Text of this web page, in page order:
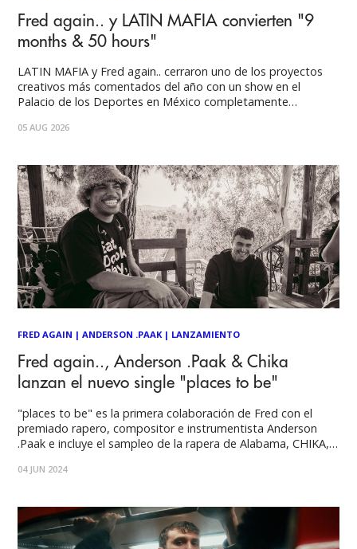
Fred again.. y LATIN MAFIA convierten "9
months & 50 hours"
LATIN MAFIA y Fred again.. cerraron uno de los proyectos
creativos más comentados del año con un show en el
Palacio de los Deportes en México completamente
hora. "9 months & 50 hours" trascendió el formato
05 AUG 2026
FRED AGAIN |ANDERSON .PAAK| LANZAMIENTO
Fred again.., Anderson .Paak & Chika
lanzan el nuevo single "places to be"
"places to be" es la primera colaboración de Fred con el
premiado rapero, compositor e instrumentista Anderson
.Paak e incluye el sampleo de la rapera de Alabama, CHIKA,
pasado. El lanzamiento llega tras un ajetreado comienzo de
04 JUN 2024